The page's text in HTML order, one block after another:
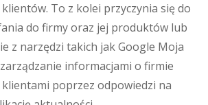
To z kolei przyczynia się do
do firmy oraz jej produktów lub
z narzędzi takich jak Google Moja
informacjami o firmie
poprzez odpowiedzi na